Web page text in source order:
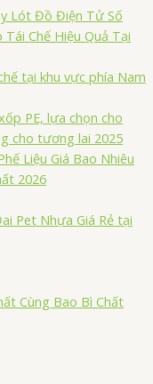
Lót Đồ Điện Tử Số
Chế Hiệu Quả Tại
tại khu vực phía Nam
PE, lựa chọn cho
cho tương lai 2025
Liệu Giá Bao Nhiêu
2026
Pet Nhựa Giá Rẻ tại
Cùng Bao Bì Chất